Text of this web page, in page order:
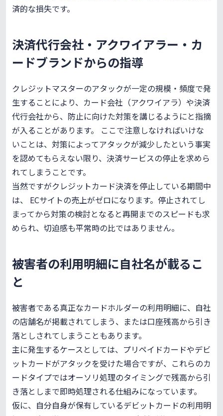
済的な損失です。
決済代行会社・アクワイアラー・カ
ードブランドからの指導
クレジットマスターのアタックが一定の規模・頻度で発
生することにより、カード会社（アクワイアラ）や決済
代行会社から、防止に向けた対策を講じるようにと指摘
が入ることがあります。 ここで注意しなければいけな
いことは、対策によってアタックが減少したという事実
を認めてもらえない限り、決済サービスの停止を求めら
れてしまうことです。
当然ですがクレジットカード決済を停止している期間中
は、 ECサイトの売上がゼロになります。停止されてし
まってから対策の検討となると再開までのスピードも求
められ、切迫感も平常時の比ではありません。
被害者の利用明細に自社名が載るこ
と
被害者である真正なカードホルダーの利用明細に、自社
の店舗名が掲載されてしまう、または口座残高から引き
落としされてしまうこともあります。
主に発生するケースとしては、プリペイドカードやデビ
ットカードがアタックを受けた場合ですが、これらのカ
ードタイプではオーソリ処理のタイミングで残高から引
き落としまで即時処理される仕組みになっています。
仮に、自分自身が保有しているデビットカードの利用明